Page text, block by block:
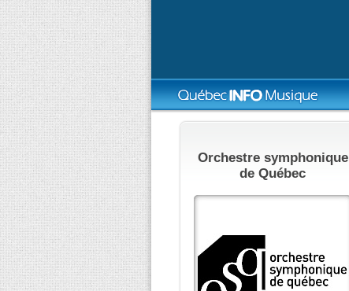
Orchestre symphonique
de Québec